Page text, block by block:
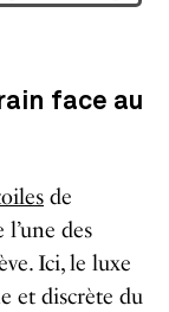
face au
de
l’une des
Ici, le luxe
et discrète du